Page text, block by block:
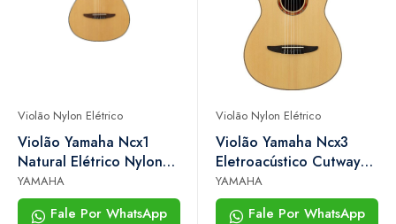
Violão Nylon Elétrico
Violão Yamaha Ncx1
Natural Elétrico Nylon
Tampo Sólido
YAMAHA
Fale Por WhatsApp
Violão Nylon Elétrico
Violão Yamaha Ncx3
Eletroacústico Cutway
Spruce Nylon Natural
Gig Bag
YAMAHA
Fale Por WhatsApp